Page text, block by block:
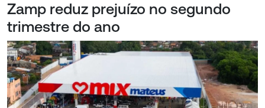
Zamp reduz prejuízo no segundo
trimestre do ano